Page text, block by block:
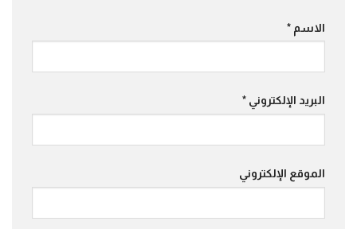
الاسم *
البريد الإلكتروني *
الموقع الإلكتروني